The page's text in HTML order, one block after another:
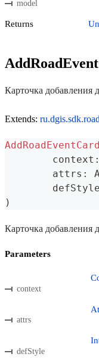
model
Returns
Карточка добавления
Extends:
AddRoadEventCard
	context
:
	attrs
:
	defStyle
)
Карточка добавления
Parameters
context
attrs
defStyle